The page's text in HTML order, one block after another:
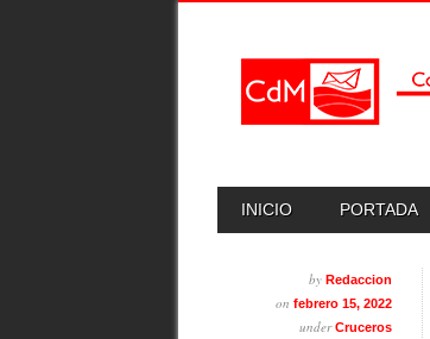
MAIN MENU
INICIO PORTADA
by Redaccion
on febrero 15, 2022
underCruceros